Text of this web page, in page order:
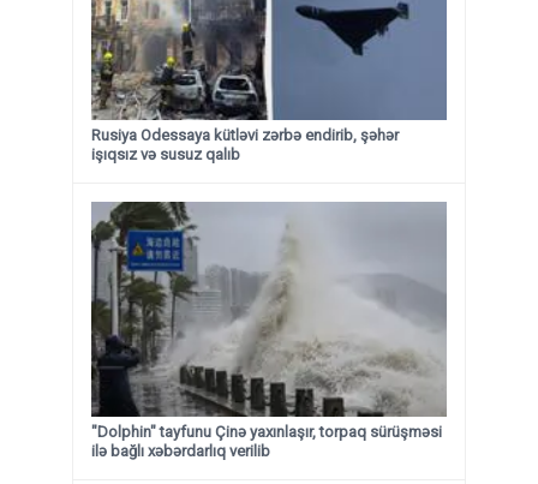
Rusiya Odessaya kütləvi zərbə endirib, şəhər
işıqsız və susuz qalıb
"Dolphin" tayfunu Çinə yaxınlaşır, torpaq sürüşməsi
ilə bağlı xəbərdarlıq verilib